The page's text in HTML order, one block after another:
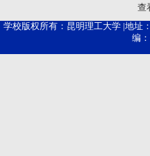
查
学校版权所有：昆明理工大学 |地址
编